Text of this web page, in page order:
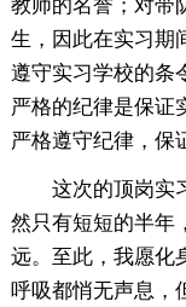
教师的名誉；对带
生，因此在实习期
遵守实习学校的条
严格的纪律是保证
严格遵守纪律，保
这次的顶岗实习
然只有短短的半年
远。至此，我愿化
呼吸都悄无声息，